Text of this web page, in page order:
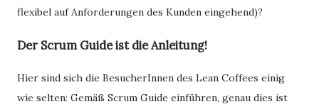
flexibel auf Anforderungen des Kunden eingehend)?
Der Scrum Guide ist die Anleitung!
Hier sind sich die BesucherInnen des Lean Coffees einig
wie selten: Gemäß Scrum Guide einführen, genau dies ist